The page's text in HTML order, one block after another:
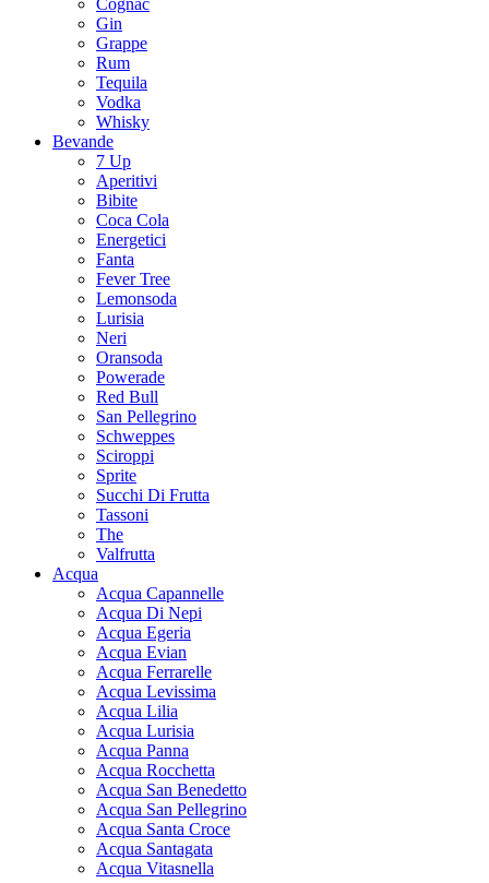
Cognac
Gin
Grappe
Rum
Tequila
Vodka
Whisky
Bevande
7 Up
Aperitivi
Bibite
Coca Cola
Energetici
Fanta
Fever Tree
Lemonsoda
Lurisia
Neri
Oransoda
Powerade
Red Bull
San Pellegrino
Schweppes
Sciroppi
Sprite
Succhi Di Frutta
Tassoni
The
Valfrutta
Acqua
Acqua Capannelle
Acqua Di Nepi
Acqua Egeria
Acqua Evian
Acqua Ferrarelle
Acqua Levissima
Acqua Lilia
Acqua Lurisia
Acqua Panna
Acqua Rocchetta
Acqua San Benedetto
Acqua San Pellegrino
Acqua Santa Croce
Acqua Santagata
Acqua Vitasnella